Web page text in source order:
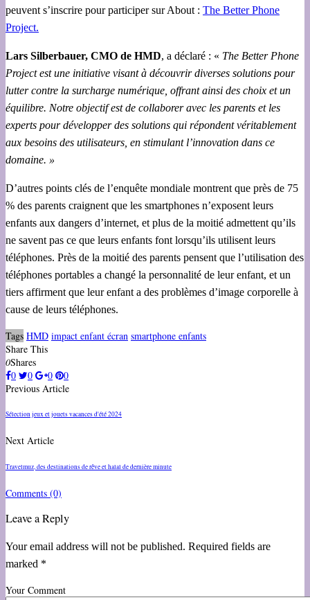
peuvent s’inscrire pour participer sur About : The Better Phone
Project.
Lars Silberbauer, CMO de HMD, a déclaré : « The Better Phone
Project est une initiative visant à découvrir diverses solutions pour
lutter contre la surcharge numérique, offrant ainsi des choix et un
équilibre. Notre objectif est de collaborer avec les parents et les
experts pour développer des solutions qui répondent véritablement
aux besoins des utilisateurs, en stimulant l’innovation dans ce
domaine. »
D’autres points clés de l’enquête mondiale montrent que près de 75
% des parents craignent que les smartphones n’exposent leurs
enfants aux dangers d’internet, et plus de la moitié admettent qu’ils
ne savent pas ce que leurs enfants font lorsqu’ils utilisent leurs
téléphones. Près de la moitié des parents pensent que l’utilisation des
téléphones portables a changé la personnalité de leur enfant, et un
tiers affirment que leur enfant a des problèmes d’image corporelle à
cause de leurs téléphones.
Tags HMD impact enfant écran smartphone enfants
Share This
0Shares
0
0 0
0
Previous Article
Sélection jeux et jouets vacances d'été 2024
Next Article
Travelmuz, des destinations de rêve et halal de dernière minute
Comments (0)
Leave a Reply
Your email address will not be published. Required fields are
marked *
Your Comment